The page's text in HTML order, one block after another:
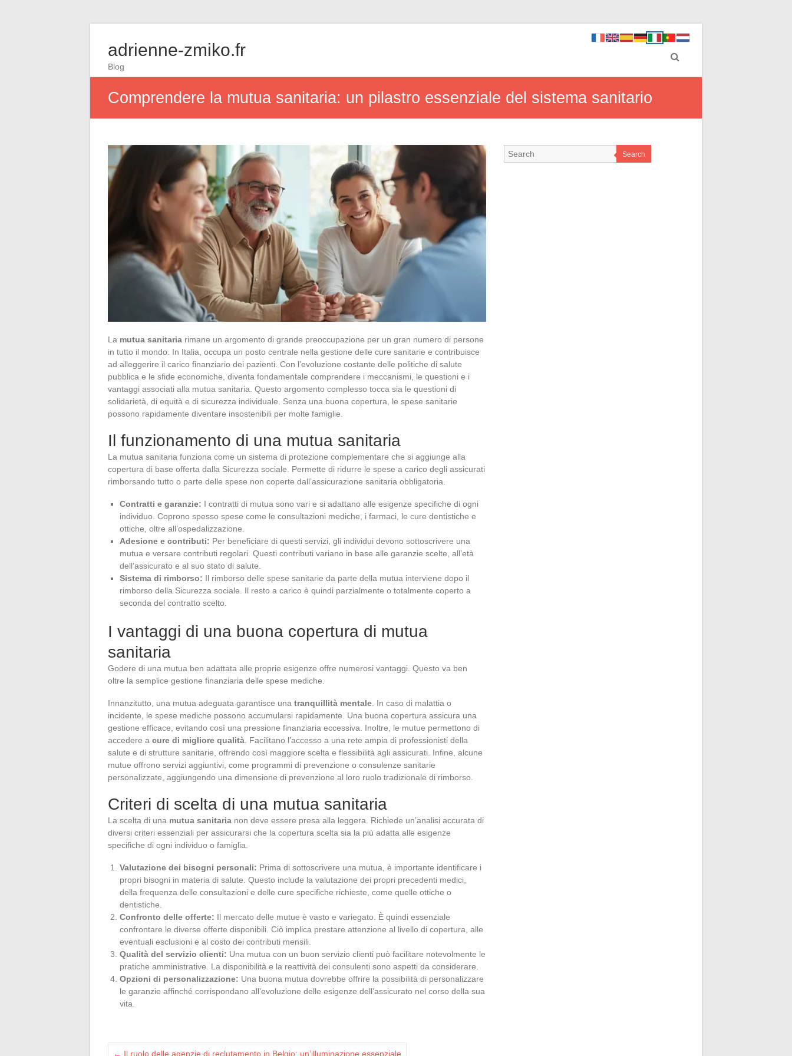
adrienne-zmiko.fr
Blog
Comprendere la mutua sanitaria: un pilastro essenziale del sistema sanitario
La mutua sanitaria rimane un argomento di grande preoccupazione per un gran numero di persone
in tutto il mondo. In Italia, occupa un posto centrale nella gestione delle cure sanitarie e contribuisce
ad alleggerire il carico finanziario dei pazienti. Con l’evoluzione costante delle politiche di salute
pubblica e le sfide economiche, diventa fondamentale comprendere i meccanismi, le questioni e i
vantaggi associati alla mutua sanitaria. Questo argomento complesso tocca sia le questioni di
solidarietà, di equità e di sicurezza individuale. Senza una buona copertura, le spese sanitarie
possono rapidamente diventare insostenibili per molte famiglie.
Il funzionamento di una mutua sanitaria
La mutua sanitaria funziona come un sistema di protezione complementare che si aggiunge alla
copertura di base offerta dalla Sicurezza sociale. Permette di ridurre le spese a carico degli assicurati
rimborsando tutto o parte delle spese non coperte dall’assicurazione sanitaria obbligatoria.
Contratti e garanzie: I contratti di mutua sono vari e si adattano alle esigenze specifiche di ogni
individuo. Coprono spesso spese come le consultazioni mediche, i farmaci, le cure dentistiche e
ottiche, oltre all’ospedalizzazione.
Adesione e contributi: Per beneficiare di questi servizi, gli individui devono sottoscrivere una
mutua e versare contributi regolari. Questi contributi variano in base alle garanzie scelte, all’età
dell’assicurato e al suo stato di salute.
Sistema di rimborso: Il rimborso delle spese sanitarie da parte della mutua interviene dopo il
rimborso della Sicurezza sociale. Il resto a carico è quindi parzialmente o totalmente coperto a
seconda del contratto scelto.
I vantaggi di una buona copertura di mutua
sanitaria
Godere di una mutua ben adattata alle proprie esigenze offre numerosi vantaggi. Questo va ben
oltre la semplice gestione finanziaria delle spese mediche.
Innanzitutto, una mutua adeguata garantisce una tranquillità mentale . In caso di malattia o
incidente, le spese mediche possono accumularsi rapidamente. Una buona copertura assicura una
gestione efficace, evitando così una pressione finanziaria eccessiva. Inoltre, le mutue permettono di
accedere a cure di migliore qualità . Facilitano l’accesso a una rete ampia di professionisti della
salute e di strutture sanitarie, offrendo così maggiore scelta e flessibilità agli assicurati. Infine, alcune
mutue offrono servizi aggiuntivi, come programmi di prevenzione o consulenze sanitarie
personalizzate, aggiungendo una dimensione di prevenzione al loro ruolo tradizionale di rimborso.
Criteri di scelta di una mutua sanitaria
La scelta di una mutua sanitaria non deve essere presa alla leggera. Richiede un’analisi accurata di
diversi criteri essenziali per assicurarsi che la copertura scelta sia la più adatta alle esigenze
specifiche di ogni individuo o famiglia.
Valutazione dei bisogni personali: Prima di sottoscrivere una mutua, è importante identificare i
propri bisogni in materia di salute. Questo include la valutazione dei propri precedenti medici,
della frequenza delle consultazioni e delle cure specifiche richieste, come quelle ottiche o
dentistiche.
Confronto delle offerte: Il mercato delle mutue è vasto e variegato. È quindi essenziale
confrontare le diverse offerte disponibili. Ciò implica prestare attenzione al livello di copertura, alle
eventuali esclusioni e al costo dei contributi mensili.
Qualità del servizio clienti: Una mutua con un buon servizio clienti può facilitare notevolmente le
pratiche amministrative. La disponibilità e la reattività dei consulenti sono aspetti da considerare.
Opzioni di personalizzazione: Una buona mutua dovrebbe offrire la possibilità di personalizzare
le garanzie affinché corrispondano all’evoluzione delle esigenze dell’assicurato nel corso della sua
vita.
← Il ruolo delle agenzie di reclutamento in Belgio: un’illuminazione essenziale
Search